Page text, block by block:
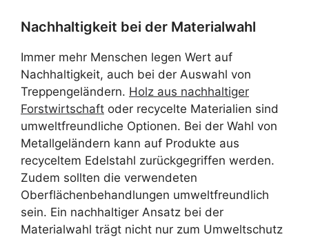
Nachhaltigkeit bei der Materialwahl
Immer mehr Menschen legen Wert auf
Nachhaltigkeit, auch bei der Auswahl von
Treppengeländern. Holz aus nachhaltiger
Forstwirtschaft oder recycelte Materialien sind
umweltfreundliche Optionen. Bei der Wahl von
Metallgeländern kann auf Produkte aus
recyceltem Edelstahl zurückgegriffen werden.
Zudem sollten die verwendeten
Oberflächenbehandlungen umweltfreundlich
sein. Ein nachhaltiger Ansatz bei der
Materialwahl trägt nicht nur zum Umweltschutz